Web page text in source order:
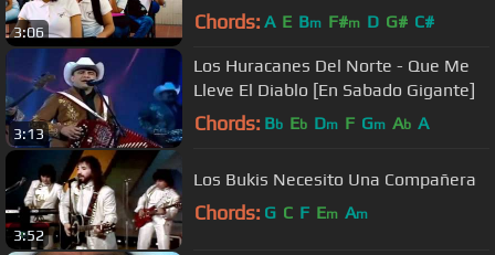
3:06
Oficial) | DEL Records
Chords: A E Bm F#m D G# C#
3:13
Los Huracanes Del Norte - Que Me
Lleve El Diablo [En Sabado Gigante]
Chords: Bb Eb Dm F Gm Ab A
3:52
Los Bukis Necesito Una Compañera
Chords: G C F Em Am